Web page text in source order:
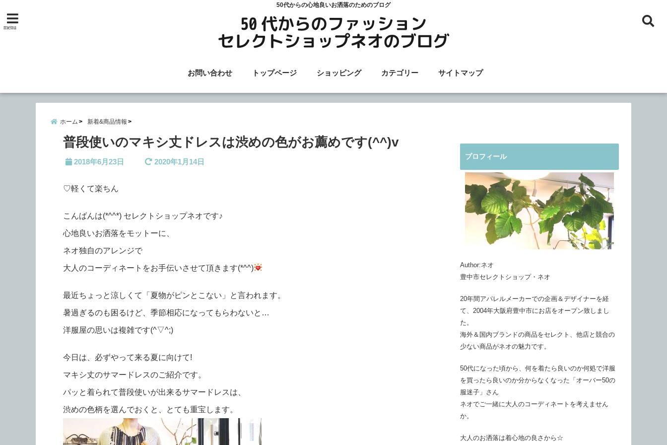
50代からの心地良いお洒落のためのブログ
menu
お問い合わせ トップページ ショッピング カテゴリー サイトマップ
ホーム 新着&商品情報
普段使いのマキシ丈ドレスは渋めの色がお薦めです(^^)v
2018年6月23日 2020年1月14日
♡軽くて楽ちん
こんばんは(*^^*) セレクトショップネオです♪
心地良いお洒落をモットーに、
ネオ独自のアレンジで
大人のコーディネートをお手伝いさせて頂きます(*^^)
最近ちょっと涼しくて「夏物がピンとこない」と言われます。
暑過ぎるのも困るけど、季節相応になってもらわないと…
洋服屋の思いは複雑です(^▽^;)
今日は、必ずやって来る夏に向けて!
マキシ丈のサマードレスのご紹介です。
パッと着られて普段使いが出来るサマードレスは、
渋めの色柄を選んでおくと、とても重宝します。
プロフィール
Author:ネオ
豊中市セレクトショップ・ネオ
20年間アパレルメーカーでの企画＆デザイナーを経
て、2004年大阪府豊中市にお店をオープン致しまし
た。
海外＆国内ブランドの商品をセレクト、他店と競合の
少ない商品がネオの魅力です。
50代になった頃から、何を着たら良いのか何処で洋服
を買ったら良いのか分からなくなった「オーバー50の
服迷子」さん
ネオでご一緒に大人のコーディネートを考えません
か。
大人のお洒落は着心地の良さから☆